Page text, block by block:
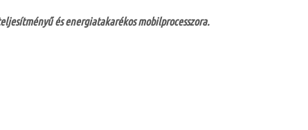
és energiatakarékos mobilprocesszora.